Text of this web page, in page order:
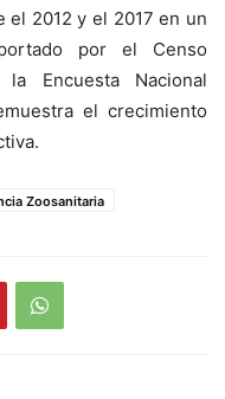
el 2012 y el 2017 en un
por el Censo
Encuesta Nacional
el crecimiento
Zoosanitaria